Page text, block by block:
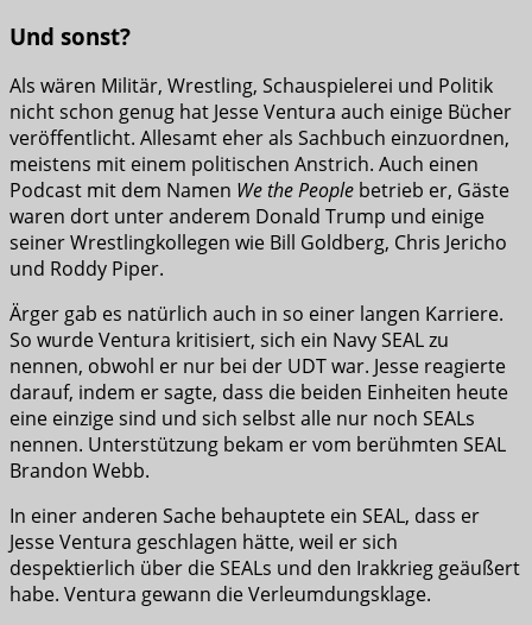
Und sonst?
Als wären Militär, Wrestling, Schauspielerei und Politik
nicht schon genug hat Jesse Ventura auch einige Bücher
veröffentlicht. Allesamt eher als Sachbuch einzuordnen,
meistens mit einem politischen Anstrich. Auch einen
Podcast mit dem Namen We the People betrieb er, Gäste
waren dort unter anderem Donald Trump und einige
seiner Wrestlingkollegen wie Bill Goldberg, Chris Jericho
und Roddy Piper.
Ärger gab es natürlich auch in so einer langen Karriere.
So wurde Ventura kritisiert, sich ein Navy SEAL zu
nennen, obwohl er nur bei der UDT war. Jesse reagierte
darauf, indem er sagte, dass die beiden Einheiten heute
eine einzige sind und sich selbst alle nur noch SEALs
nennen. Unterstützung bekam er vom berühmten SEAL
Brandon Webb.
In einer anderen Sache behauptete ein SEAL, dass er
Jesse Ventura geschlagen hätte, weil er sich
despektierlich über die SEALs und den Irakkrieg geäußert
habe. Ventura gewann die Verleumdungsklage.